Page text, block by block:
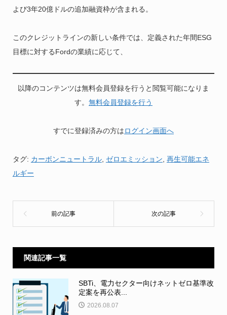
よび3年20億ドルの追加融資枠が含まれる。
このクレジットラインの新しい条件では、定義された年間ESG
目標に対するFordの業績に応じて、
以降のコンテンツは無料会員登録を行うと閲覧可能になりま
す。 無料会員登録を行う
すでに登録済みの方はログイン画面へ
タグ: カーボンニュートラル, ゼロエミッション 再生可能エネ
ルギー
関連記事一覧
SBTi、電力セクター向けネットゼロ基準改
定案を再公表...
2026.08.07